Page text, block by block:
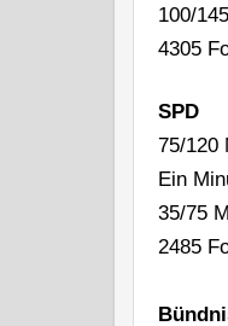
100/
4305
SPD
75/120
Ein
35/75
2485